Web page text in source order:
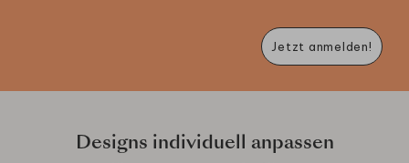
Jetzt anmelden!
Designs individuell anpassen